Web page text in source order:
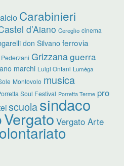
Carabinieri
d’Aiano Cereglio cinema
don Silvano ferrovia
Grizzanaguerra
marchi Luigi Ontani Lumèga
Montovolo musica
Soul Festival Porretta Terme pro
scuolasindaco
Vergato Vergato Arte